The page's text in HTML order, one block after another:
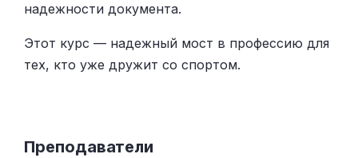
надежности документа.
Этот курс — надежный мост в профессию для
тех, кто уже дружит со спортом.
Преподаватели